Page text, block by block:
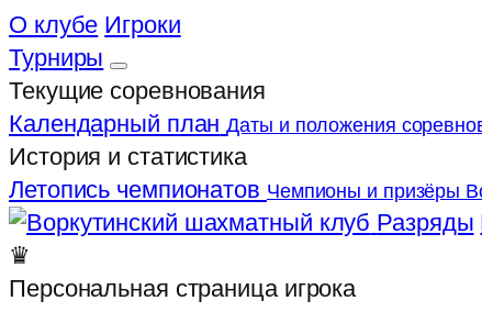
О клубе Игроки
Турниры
Текущие соревнования
Календарный план Даты и положения
История и статистика
Летопись чемпионатов Чемпионы и призёры
Разряды
♛
Персональная страница игрока